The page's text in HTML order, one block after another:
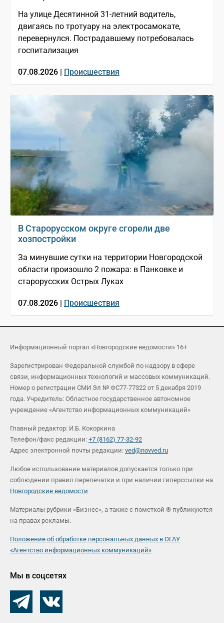
На улице Десятинной 31-летний водитель,
двигаясь по тротуару на электросамокате,
перевернулся. Пострадавшему потребовалась
госпитализация
07.08.2026 | Происшествия
В Старорусском округе сгорели две
хозпостройки
За минувшие сутки на территории Новгородской
области произошло 2 пожара: в Панковке и
старорусских Острых Луках
07.08.2026 | Происшествия
Информационный портал «Новгородские ведомости» 16+
Зарегистрирован Федеральной службой по надзору в сфере
связи, информационных технологий и массовых коммуникаций.
Номер о регистрации СМИ Эл № ФС77-77322 от 5 декабря 2019
года. Учредитель: Областное государственное автономное
учреждение «Агентство информационных коммуникаций»
Главный редактор: И.Б. Кокоркина
Телефон/факс редакции: +7 (8162) 77-32-92
Адрес электронной почты редакции: ved@novved.ru
Любое использование материалов допускается только при
соблюдении правил перепечатки и при наличии гиперссылки на
Новгородские ведомости
Материалы рубрики «Бизнес», а также с пометкой ® публикуются
на правах рекламы.
Положение об обработке персональных данных в ОГАУ
«Агентство информационных коммуникаций»
Мы в соцсетях